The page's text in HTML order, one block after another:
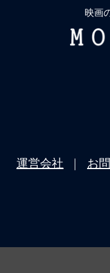
映画
MOVIE
運営会社 お